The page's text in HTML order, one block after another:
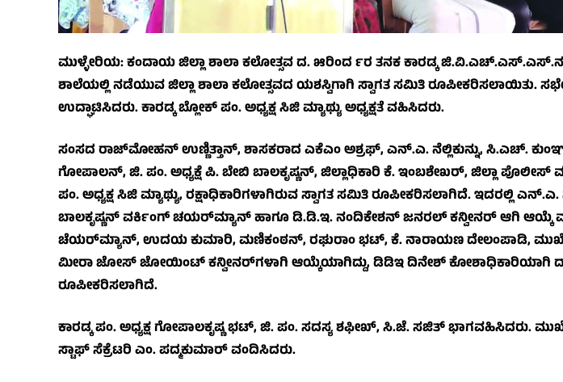
ಮುಳ್ಳೇರಿಯ: ಕಂದಾಯ ಜಿಲ್ಲಾ ಶಾಲಾ ಕಲೋತ್ಸವ ದ. ೫ರಿಂದ ೯ರ ತನಕ ಕಾರಡ್ಕ
ಶಾಲೆಯಲ್ಲಿ ನಡೆಯುವ ಜಿಲ್ಲಾ ಶಾಲಾ ಕಲೋತ್ಸವದ ಯಶಸ್ವಿಗಾಗಿ ಸ್ವಾಗತ ಸಮಿತಿ ರೂಪೀಕರಿಸಲಾಯಿತು.
ಉದ್ಘಾಟಿಸಿದರು. ಕಾರಡ್ಕ ಬ್ಲೋಕ್ ಪಂ. ಅಧ್ಯಕ್ಷ ಸಿಜಿ ಮ್ಯಾಥ್ಯು ಅಧ್ಯಕ್ಷತೆ ವಹಿಸಿದರು.
ಸಂಸದ ರಾಜ್‌ಮೋಹನ್ ಉಣ್ಣಿತ್ತಾನ್, ಶಾಸಕರಾದ ಎಕೆಎಂ ಅಶ್ರಫ್, ಎನ್.ಎ. ನೆಲ್ಲಿಕುನ್ನು, ಸಿ.ಎಚ್.
ಗೋಪಾಲನ್, ಜಿ. ಪಂ. ಅಧ್ಯಕ್ಷೆ ಪಿ. ಬೇಬಿ ಬಾಲಕೃಷ್ಣನ್, ಜಿಲ್ಲಾಧಿಕಾರಿ ಕೆ. ಇಂಬಶೇಖರ್, ಜಿಲ್ಲಾ ಪೊಲೀಸ್
ಪಂ. ಅಧ್ಯಕ್ಷ ಸಿಜಿ ಮ್ಯಾಥ್ಯು, ರಕ್ಷಾಧಿಕಾರಿಗಳಾಗಿರುವ ಸ್ವಾಗತ ಸಮಿತಿ ರೂಪೀಕರಿಸಲಾಗಿದೆ. ಇದರಲ್ಲಿ ಎನ್.ಎ.
ಬಾಲಕೃಷ್ಣನ್ ವರ್ಕಿಂಗ್ ಚಯರ್‌ಮ್ಯಾನ್ ಹಾಗೂ ಡಿ.ಡಿ.ಇ. ನಂದಿಕೇಶನ್ ಜನರಲ್ ಕನ್ವೀನರ್ ಆಗಿ
ಚೆಯರ್‌ಮ್ಯಾನ್, ಉದಯ ಕುಮಾರಿ, ಮಣಿಕಂಠನ್, ರಘುರಾಂ ಭಟ್, ಕೆ. ನಾರಾಯಣ ದೇಲಂಪಾಡಿ,
ಮೀರಾ ಜೋಸ್ ಜೋಯಿಂಟ್ ಕನ್ವೀನರ್‌ಗಳಾಗಿ ಆಯ್ಕೆಯಾಗಿದ್ದು, ಡಿಡಿಇ ದಿನೇಶ್ ಕೋಶಾಧಿಕಾರಿಯಾಗಿ
ರೂಪೀಕರಿಸಲಾಗಿದೆ.
ಕಾರಡ್ಕ ಪಂ. ಅಧ್ಯಕ್ಷ ಗೋಪಾಲಕೃಷ್ಣ ಭಟ್, ಜಿ. ಪಂ. ಸದಸ್ಯ ಶಫೀಖ್, ಸಿ.ಜೆ. ಸಜಿತ್ ಭಾಗವಹಿಸಿದರು.
ಸ್ಟಾಫ್ ಸೆಕ್ರೆಟರಿ ಎಂ. ಪದ್ಮಕುಮಾರ್ ವಂದಿಸಿದರು.